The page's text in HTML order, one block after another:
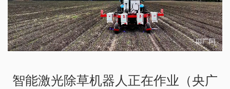
智能激光除草机器人正在作业（央广